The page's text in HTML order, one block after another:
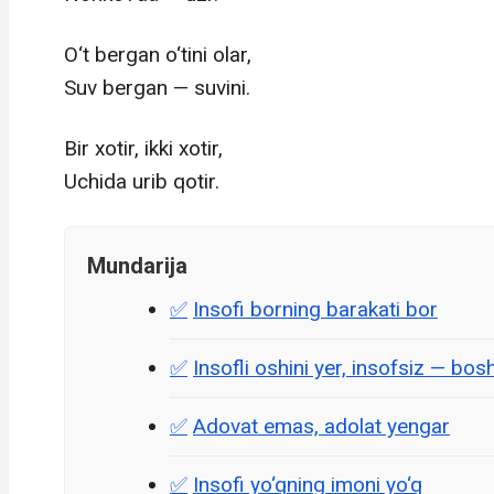
O‘t bergan o‘tini olar,
Suv bergan — suvini.
Bir xotir, ikki xotir,
Uchida urib qotir.
Mundarija
Insofi borning barakati bor
Insofli oshini yer, insofsiz —
Adovat emas, adolat yengar
Insofi yo‘qning imoni yo‘q